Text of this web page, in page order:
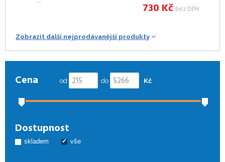
730 Kč bez DPH
Zobrazit další nejprodávanější produkty
Cena od do Kč
Dostupnost
skladem vše